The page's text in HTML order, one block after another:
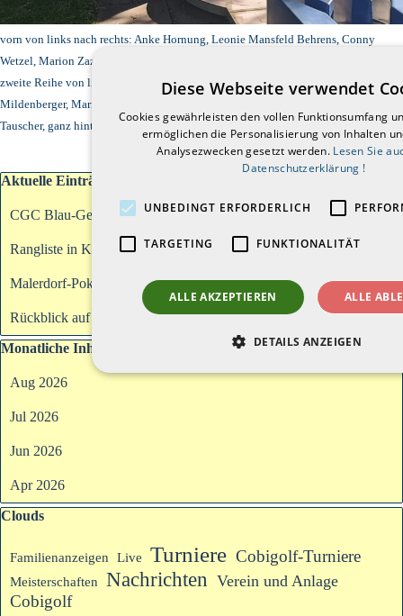
vorn von links nach rechts: Anke Hornung, Leonie Mansfeld Behrens, Conny
Wetzel, Marion Zazzi, Tamara Hartkorn
zweite Reihe von links nach rechts: Thorsten Zazzi, Thomas Rastetter, Klaus
Mildenberger, Mario Hartkorn-Götz, Maik Moll, Darius Hildebrand, Matthias
Tauscher, ganz hinten: Lucas Rastetter
Block überspringen Aktuelle Einträge
Aktuelle Einträge
CGC Blau-Gelb Grötzingen bei Cobi-Trophy
Rangliste in Krumbach am 20.09.2026
Malerdorf-Pokal 2026
Rückblick auf das erste Halbjahr 2026
Block überspringen Monatliche Inhalte
Monatliche Inhalte
Aug 2026
Jul 2026
Jun 2026
Apr 2026
Block überspringen Clouds
Clouds
Familienanzeigen Live Turniere Cobigolf-Turniere
Meisterschaften Nachrichten Verein und Anlage
Cobigolf
Diese Webseite verwendet
Cookies gewährleisten den vollen Funktionsumfang
ermöglichen die Personalisierung von Inhalten
Analysezwecken gesetzt werden. Lesen Sie
Datenschutzerklärung !
UNBEDINGT ERFORDERLICH
TARGETING FUNKTIONALITÄT
ALLE AKZEPTIEREN ALLE
DETAILS ANZEIGEN